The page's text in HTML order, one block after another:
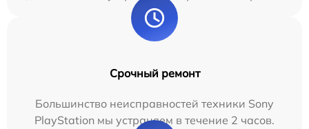
Срочный ремонт
Большинство неисправностей техники Sony
PlayStation мы устраняем в течение 2 часов.